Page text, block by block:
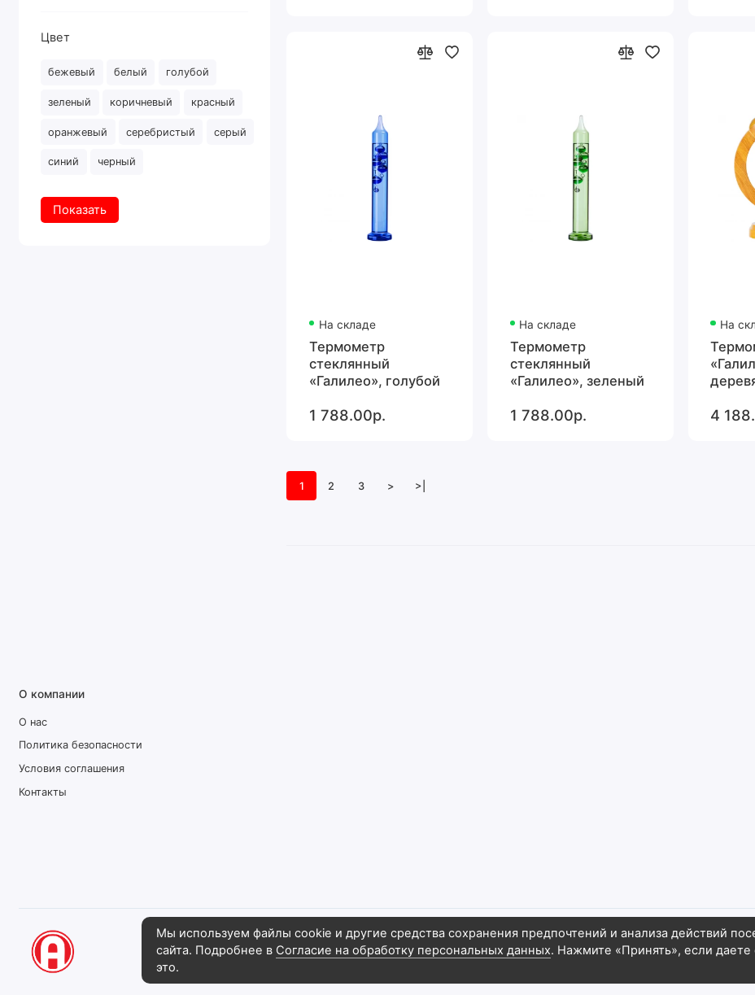
Цвет
бежевый белый голубой
зеленый коричневый красный
оранжевый серебристый серый
синий черный
Показать
На складе
Термометр
стеклянный
«Галилео», голубой
1 788.00р.
На складе
Термометр
стеклянный
«Галилео», зеленый
1 788.00р.
На
4
1 2 3 > >|
Мы используем файлы cookie и другие средства сохранения предпочтений и анализа действий
сайта. Подробнее в Согласие на обработку персональных данных. Нажмите «Принять», если даете
это.
О компании
О нас
Политика безопасности
Условия соглашения
Контакты
Рекламная компания "АвгустПлюс", 2026